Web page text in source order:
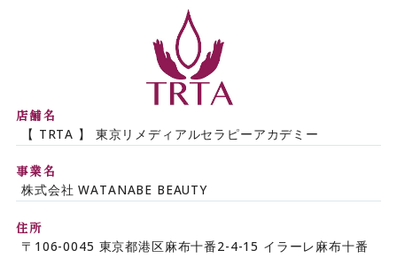
店舗名
【 TRTA 】 東京リメディアルセラピーアカデミー
事業名
株式会社 WATANABE BEAUTY
住所
〒106-0045 東京都港区麻布十番2-4-15 イラーレ麻布十番